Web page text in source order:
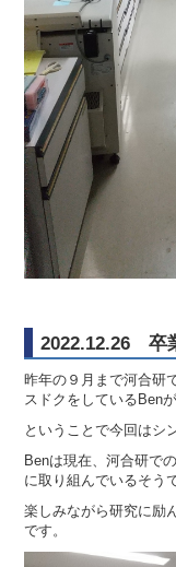
2022.12.26 卒
昨年の９月まで河合研
スドクをしているBen
ということで今回はシ
Benは現在、河合研で
に取り組んでいるそう
楽しみながら研究に励
です。